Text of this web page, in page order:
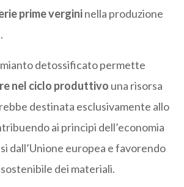
prime vergininella produzione
detossificato permette
nel ciclo produttivo una risorsa
destinata esclusivamente allo
ai principi dell’economia
dall’Unione europea e favorendo
dei materiali.